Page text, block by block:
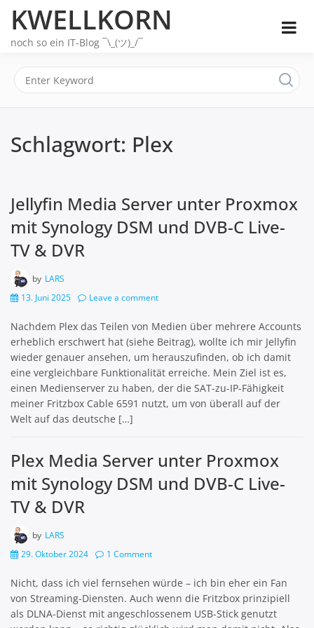
content
KWELLKORN
noch so ein IT-Blog ¯\_(ツ)_/¯
Schlagwort: Plex
Jellyfin Media Server unter Proxmox
mit Synology DSM und DVB-C Live-
TV & DVR
by LARS
13. Juni 2025
Leave a comment
Nachdem Plex das Teilen von Medien über mehrere Accounts
erheblich erschwert hat (siehe Beitrag), wollte ich mir Jellyfin
wieder genauer ansehen, um herauszufinden, ob ich damit
eine vergleichbare Funktionalität erreiche. Mein Ziel ist es,
einen Medienserver zu haben, der die SAT-zu-IP-Fähigkeit
meiner Fritzbox Cable 6591 nutzt, um von überall auf der
Welt auf das deutsche […]
Plex Media Server unter Proxmox
mit Synology DSM und DVB-C Live-
TV & DVR
by LARS
29. Oktober 2024
1 Comment
Nicht, dass ich viel fernsehen würde – ich bin eher ein Fan
von Streaming-Diensten. Auch wenn die Fritzbox prinzipiell
als DLNA-Dienst mit angeschlossenem USB-Stick genutzt